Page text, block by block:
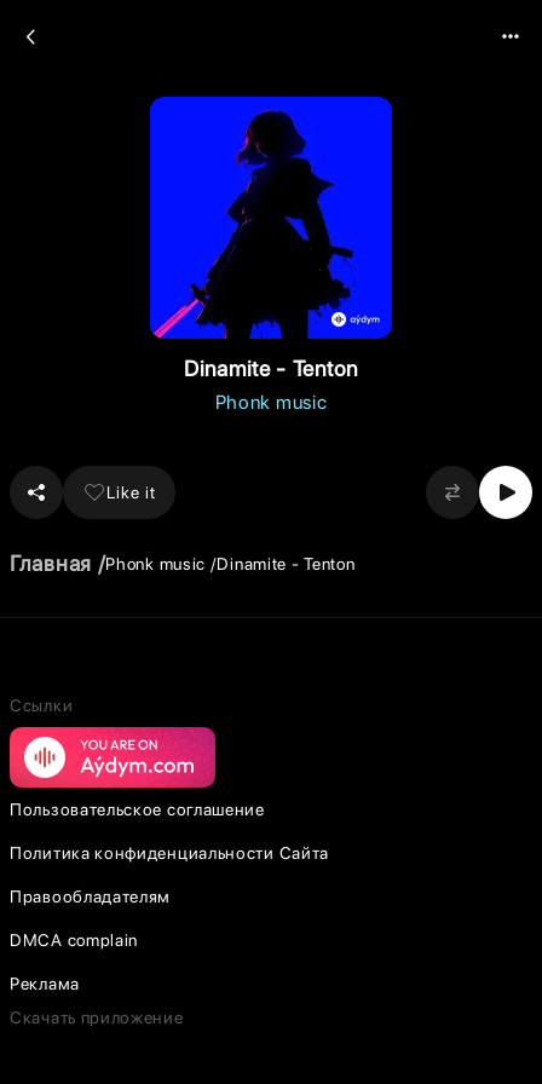
Dinamite - Tenton
Phonk music
Like it
Главная Phonk music Dinamite - Tenton
Ссылки
Пользовательское соглашение
Политика конфиденциальности Сайта
Правообладателям
DMCA complain
Реклама
Скачать приложение